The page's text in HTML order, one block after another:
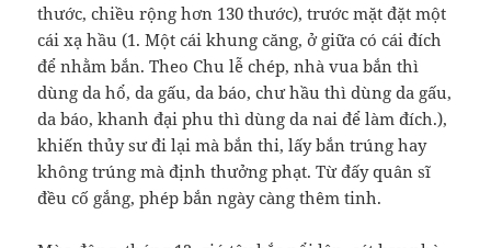
thước, chiều rộng hơn 130 thước), trước mặt đặt một
cái xạ hầu (1. Một cái khung căng, ở giữa có cái đích
để nhằm bắn. Theo Chu lễ chép, nhà vua bắn thì
dùng da hổ, da gấu, da báo, chư hầu thì dùng da gấu,
da báo, khanh đại phu thì dùng da nai để làm đích.),
khiến thủy sư đi lại mà bắn thi, lấy bắn trúng hay
không trúng mà định thưởng phạt. Từ đấy quân sĩ
đều cố gắng, phép bắn ngày càng thêm tinh.